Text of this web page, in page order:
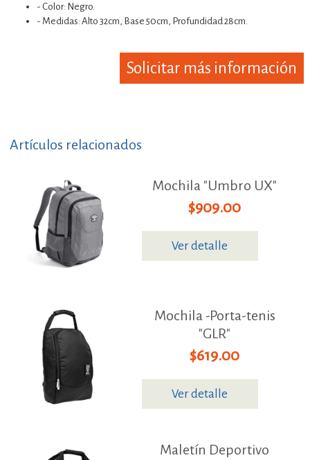
- Color: Negro.
- Medidas: Alto 32cm, Base 50cm, Profundidad 28cm.
Solicitar más información
Artículos relacionados
Mochila "Umbro UX"
$909.00
Ver detalle
Mochila -Porta-tenis
"GLR"
$619.00
Ver detalle
Maletín Deportivo